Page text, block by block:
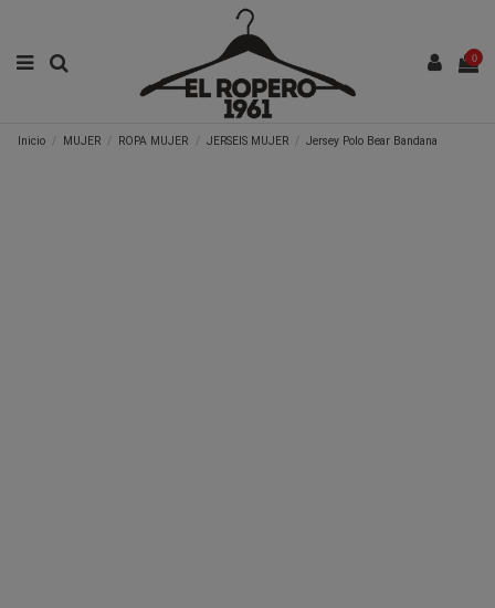
0
Inicio MUJER ROPA MUJER JERSEIS MUJER Jersey Polo Bear Bandana